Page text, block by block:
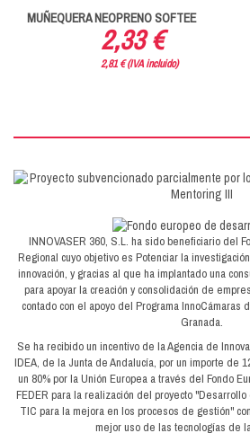
MUÑEQUERA NEOPRENO SOFTEE
2,33 €
2,81 € (IVA incluido)
INNOVASER 360, S.L. ha sido beneficiario del
Regional cuyo objetivo es Potenciar la
innovación, y gracias al que ha implantado una
para apoyar la creación y consolidación de
contado con el apoyo del Programa InnoCámaras
Granada.
Se ha recibido un incentivo de la Agencia de
IDEA, de la Junta de Andalucía, por un importe de
un 80% por la Unión Europea a través del Fondo
FEDER para la realización del proyecto
TIC para la mejora en los procesos de gestión"
mejor uso de las tecnologías de